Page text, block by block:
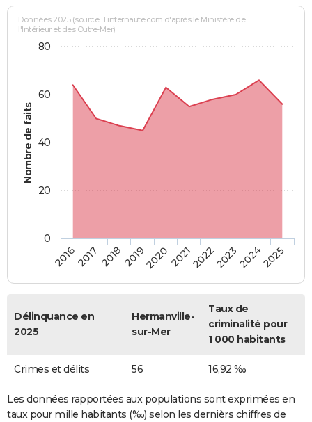
Nombre de faits
Données 2025 (source : Linternaute.com d'après le Ministère de
l'Intérieur et des Outre-Mer)
20162017 20182019202020212022202320242025
0
20
40
60
80
Délinquance en
2025
Hermanville-
sur-Mer
Taux de
criminalité pour
1 000 habitants
Crimes et délits 56 16,92 ‰
Les données rapportées aux populations sont exprimées en
taux pour mille habitants (‰) selon les dernièrs chiffres de